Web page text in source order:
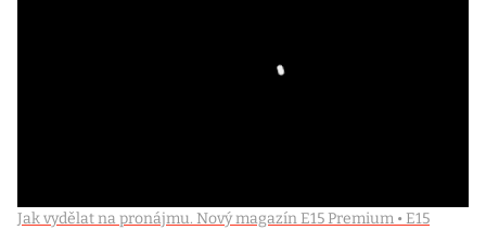
Jak vydělat na pronájmu. Nový magazín E15 Premium • E15